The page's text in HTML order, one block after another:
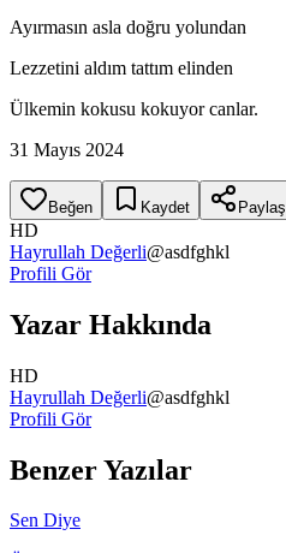
Ayırmasın asla doğru yolundan
Lezzetini aldım tattım elinden
Ülkemin kokusu kokuyor canlar.
31 Mayıs 2024
Beğen Kaydet Paylaş
HD
Hayrullah Değerli@asdfghkl
Profili Gör
Yazar Hakkında
HD
Hayrullah Değerli@asdfghkl
Profili Gör
Benzer Yazılar
Sen Diye